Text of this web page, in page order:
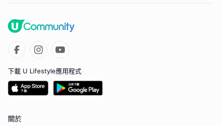
下載 U Lifestyle應用程式
關於